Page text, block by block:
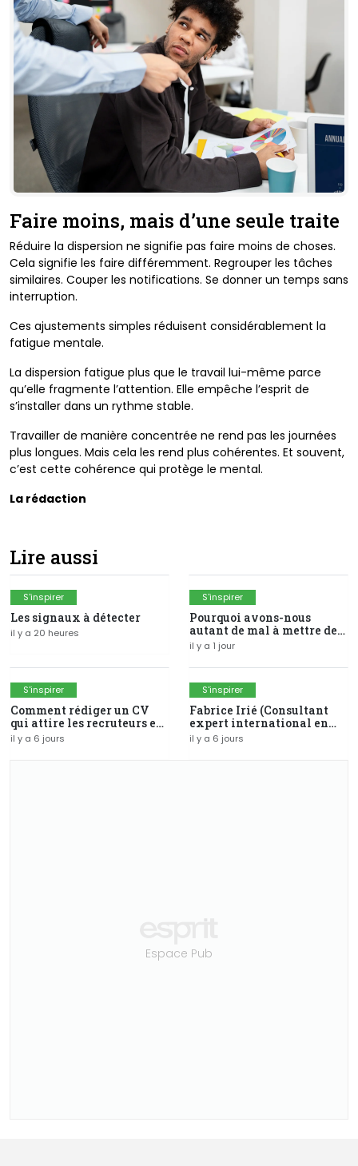
Faire moins, mais d’une seule traite
Réduire la dispersion ne signifie pas faire moins de choses.
Cela signifie les faire différemment. Regrouper les tâches
similaires. Couper les notifications. Se donner un temps sans
interruption.
Ces ajustements simples réduisent considérablement la
fatigue mentale.
La dispersion fatigue plus que le travail lui-même parce
qu’elle fragmente l’attention. Elle empêche l’esprit de
s’installer dans un rythme stable.
Travailler de manière concentrée ne rend pas les journées
plus longues. Mais cela les rend plus cohérentes. Et souvent,
c’est cette cohérence qui protège le mental.
La rédaction
Espace Pub
Lire aussi
S'inspirer
Les signaux à détecter
il y a 20 heures
S'inspirer
Pourquoi avons-nous
autant de mal à mettre de
l'argent de côté ?
il y a 1 jour
S'inspirer
Comment rédiger un CV
qui attire les recruteurs en
Côte d'Ivoire ?
il y a 6 jours
S'inspirer
Fabrice Irié (Consultant
expert international en
SIG-fondateur du groupe
Modelis)
il y a 6 jours